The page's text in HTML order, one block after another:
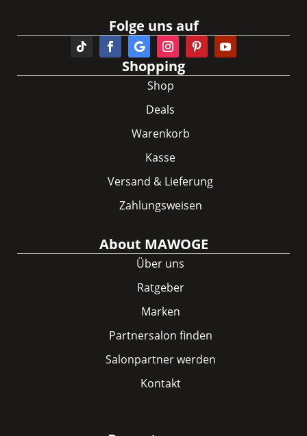
Folge uns auf
Shopping
Shop
Deals
Warenkorb
Kasse
Versand & Lieferung
Zahlungsweisen
About MAWOGE
Über uns
Ratgeber
Marken
Partnersalon finden
Salonpartner werden
Kontakt